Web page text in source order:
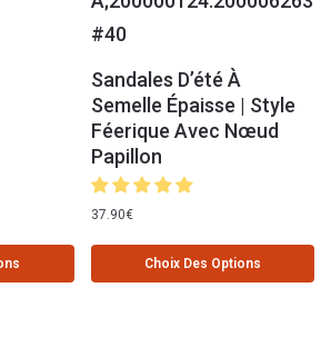
Sandales D’été À
Semelle Épaisse | Style
Féerique Avec Nœud
Papillon
37.90€
Choix Des Options